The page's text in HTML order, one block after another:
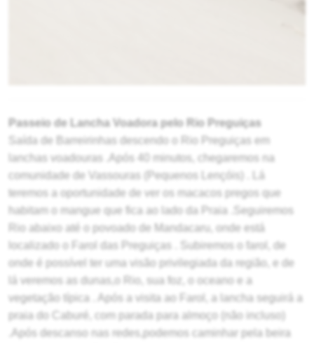
Passeio de Lancha Voadora pelo Rio Preguiças
Saída de Barreirinhas descendo o Rio Preguiças em
lanchas voadouras .Após 40 minutos, chegaremos na
comunidade de Vassouras (Pequenos Lençóis) . Lá
teremos a oportunidade de ver os macacos pregos que
habitam o mangue que fica ao lado da Praia .Seguiremos
Rio abaixo até o povoado de Mandacaru, onde está
localizado o Farol das Preguiças . Subiremos o farol, de
onde é possível ter uma visão privilegiada da região, e de
lá veremos as dunas,o Rio, sua foz, o oceano e a
vegetação típica . Após a visita ao Farol, a lancha seguirá a
praia do Caburé, com parada para almoço (não incluso)
.Após descanso nas redes,podemos caminhar pela beira